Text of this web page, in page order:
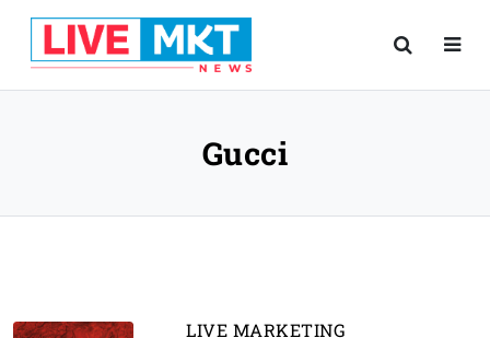
Gucci
LIVE MARKETING